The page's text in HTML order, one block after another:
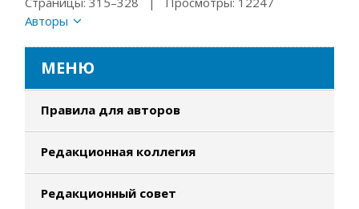
Авторы
МЕНЮ
Правила для авторов
Редакционная коллегия
Редакционный совет